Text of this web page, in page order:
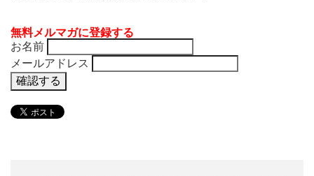
無料メルマガに登録する
お名前
メールアドレス